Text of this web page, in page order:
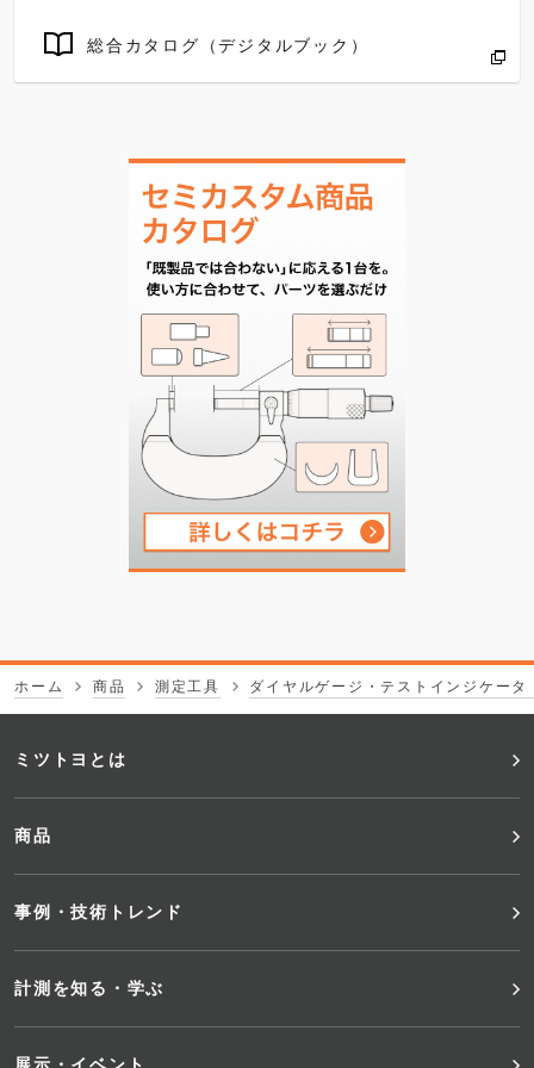
総合カタログ（デジタルブック）
ホーム 商品 測定工具 ダイヤルゲージ・テストインジケー
フ
ッ
タ
ー
メ
ミツトヨとは
商品
事例・技術トレンド
計測を知る・学ぶ